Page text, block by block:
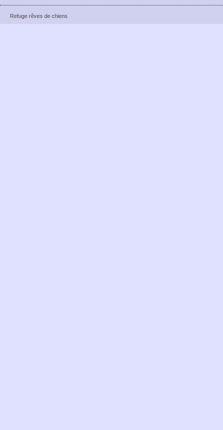
Refuge rêves de chiens